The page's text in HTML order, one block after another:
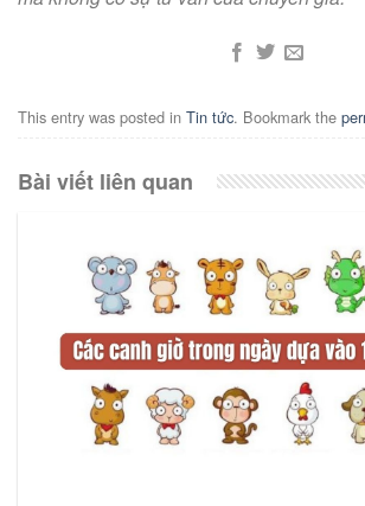
This entry was posted in Tin tức. Bookmark the
Bài viết liên quan